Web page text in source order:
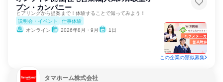
プン・カンパニー
ヒアリングから提案まで！体験することで知ってみよう！
説明会・イベント
仕事体験
オンライン
2026年8月・9月 1日
この企業の類似募集
タマホーム株式会社